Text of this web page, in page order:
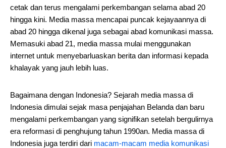
cetak dan terus mengalami perkembangan selama abad 20
hingga kini. Media massa mencapai puncak kejayaannya di
abad 20 hingga dikenal juga sebagai abad komunikasi massa.
Memasuki abad 21, media massa mulai menggunakan
internet untuk menyebarluaskan berita dan informasi kepada
khalayak yang jauh lebih luas.
Bagaimana dengan Indonesia? Sejarah media massa di
Indonesia dimulai sejak masa penjajahan Belanda dan baru
mengalami perkembangan yang signifikan setelah bergulirnya
era reformasi di penghujung tahun 1990an. Media massa di
Indonesia juga terdiri dari macam-macam media komunikasi